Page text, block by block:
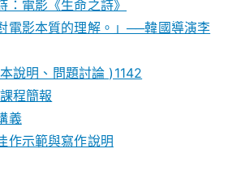
電影《生命之詩》
電影本質的理解。」──韓國導演李
說明、問題討論 )1142
程簡報
義
示範與寫作說明